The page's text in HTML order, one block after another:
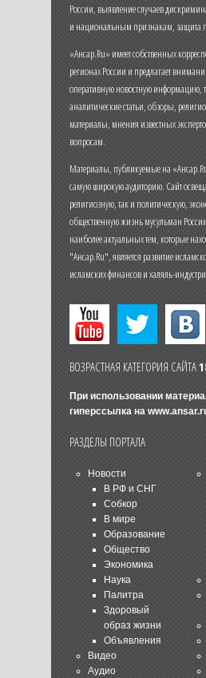
России, выявление случаев
и национальным признакам, защита
«Ансар.Ru» имеет собственных
регионах России и предлагает
оперативную новостную информацию,
аналитические статьи, обзоры,
материалы, мнения известных
вопросам.
Материалы, публикуемые на
самую широкую аудиторию. Сайт
религиозную, так и политическую,
общественную жизнь мусульман
наиболее актуальных тем, которые
"Ансар.Ru", является развитие
исламских финансов и халяль-
ВОЗРАСТНАЯ КАТЕГОРИЯ САЙТА
При использовании
гиперссылка на
РАЗДЕЛЫ ПОРТАЛА
Новости
В РФ и СНГ
Собкор
В мире
Образование
Общество
Экономика
Наука
Палитра
Здоровый
образ жизни
Объявления
Видео
Аудио